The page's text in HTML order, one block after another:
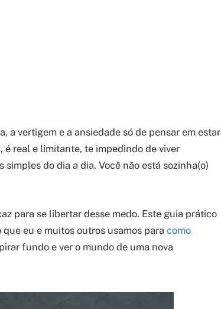
a vertigem e a ansiedade só de pensar em estar
real e limitante, te impedindo de viver
do dia a dia. Você não está sozinha(o)
para se libertar desse medo. Este guia prático
eu e muitos outros usamos para como
fundo e ver o mundo de uma nova